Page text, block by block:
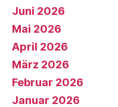
Juni 2026
Mai 2026
April 2026
März 2026
Februar 2026
Januar 2026